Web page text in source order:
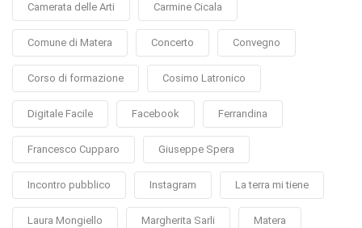
Camerata delle Arti Carmine Cicala
Comune di Matera Concerto Convegno
Corso di formazione Cosimo Latronico
Digitale Facile Facebook Ferrandina
Francesco Cupparo Giuseppe Spera
Incontro pubblico Instagram La terra mi tiene
Laura Mongiello Margherita Sarli Matera